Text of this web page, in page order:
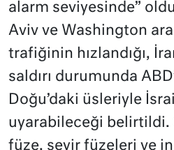
alarm seviyesinde”
Aviv ve Washington
trafiğinin hızlandığı,
saldırı durumunda
Doğu’daki üsleriyle
uyarabileceği belirtildi.
füze, seyir füzeleri ve